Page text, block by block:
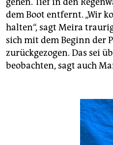
dem Boot entfernt. „Wir
halten“, sagt Meira
sich mit dem Beginn der
zurückgezogen. Das sei
beobachten, sagt auch